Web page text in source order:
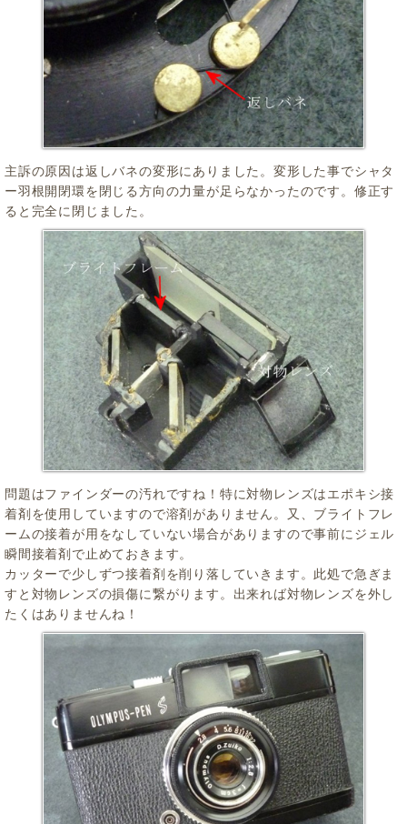
主訴の原因は返しバネの変形にありました。変形した事でシャタ
ー羽根開閉環を閉じる方向の力量が足らなかったのです。修正す
ると完全に閉じました。
問題はファインダーの汚れですね！特に対物レンズはエポキシ接
着剤を使用していますので溶剤がありません。又、ブライトフレ
ームの接着が用をなしていない場合がありますので事前にジェル
瞬間接着剤で止めておきます。
カッターで少しずつ接着剤を削り落していきます。此処で急ぎま
すと対物レンズの損傷に繋がります。出来れば対物レンズを外し
たくはありませんね！